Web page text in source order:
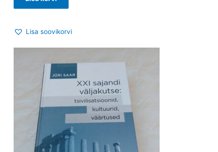
Lisa soovikorvi